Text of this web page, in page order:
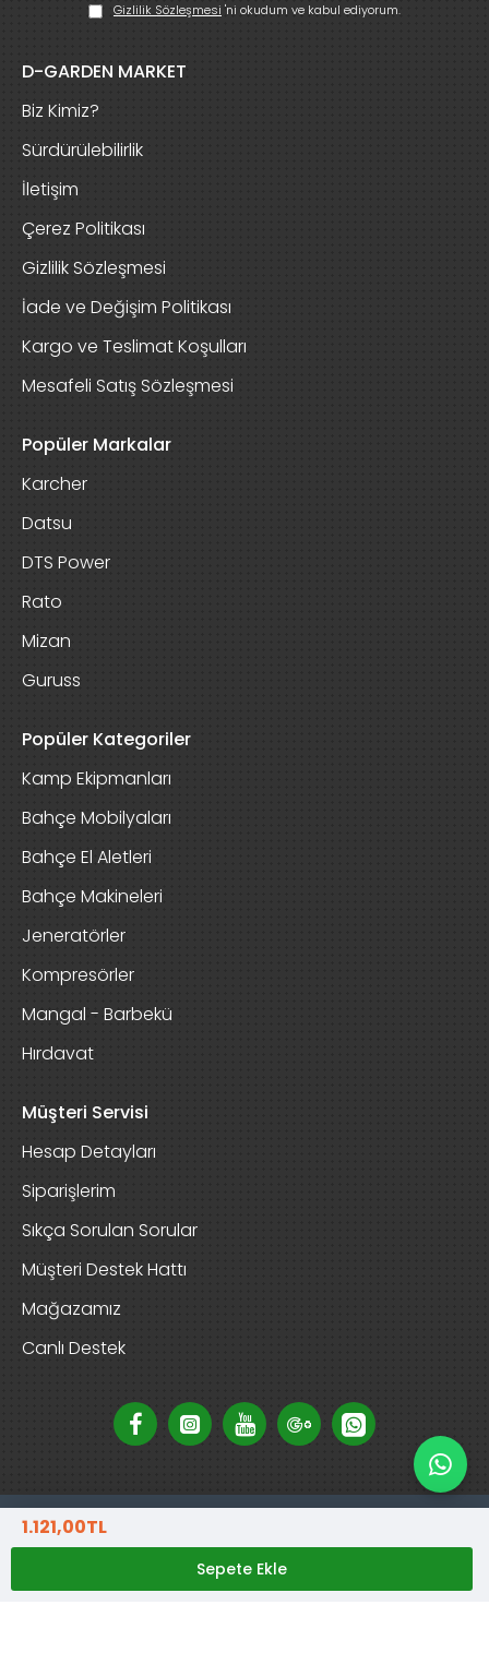
1.121,00TL
Sepete Ekle
Gizlilik Sözleşmesi 'ni okudum ve kabul ediyorum.
D-GARDEN MARKET
Biz Kimiz?
Sürdürülebilirlik
İletişim
Çerez Politikası
Gizlilik Sözleşmesi
İade ve Değişim Politikası
Kargo ve Teslimat Koşulları
Mesafeli Satış Sözleşmesi
Popüler Markalar
Karcher
Datsu
DTS Power
Rato
Mizan
Guruss
Popüler Kategoriler
Kamp Ekipmanları
Bahçe Mobilyaları
Bahçe El Aletleri
Bahçe Makineleri
Jeneratörler
Kompresörler
Mangal - Barbekü
Hırdavat
Müşteri Servisi
Hesap Detayları
Siparişlerim
Sıkça Sorulan Sorular
Müşteri Destek Hattı
Mağazamız
Canlı Destek
Copyright © 2025, D-Garden Market, Tüm Hakları Saklıdır